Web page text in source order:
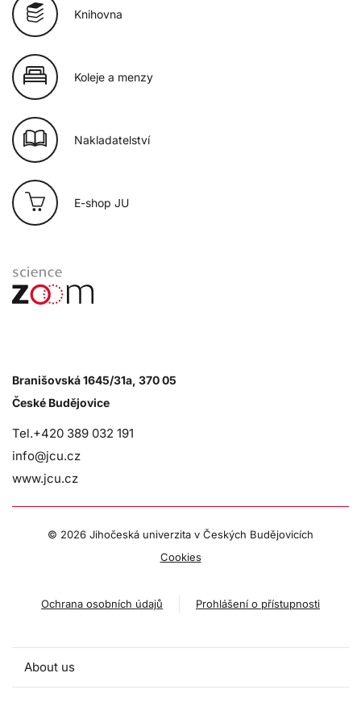
Knihovna
Koleje a menzy
Nakladatelství
E-shop JU
Branišovská 1645/31a, 370 05
České Budějovice
Tel.+420 389 032 191
info@jcu.cz
www.jcu.cz
© 2026 Jihočeská univerzita v Českých Budějovicích
Cookies
Ochrana osobních údajů Prohlášení o přístupnosti
About us